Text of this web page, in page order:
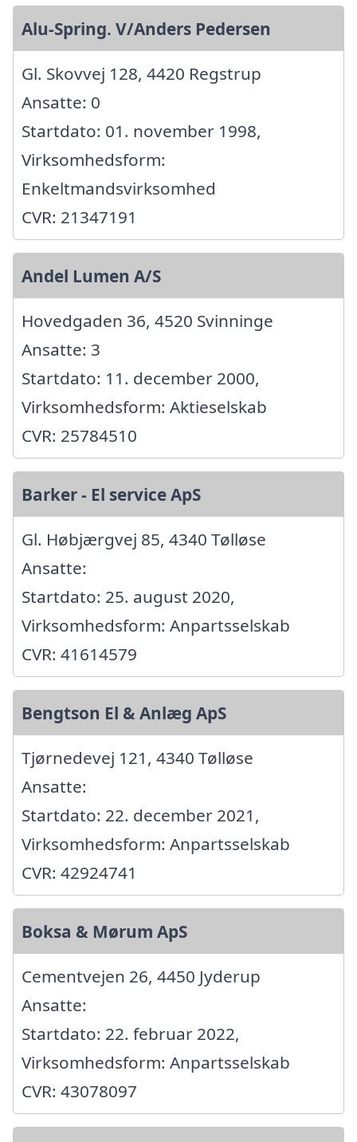
Alu-Spring. V/Anders Pedersen
Gl. Skovvej 128, 4420 Regstrup
Ansatte: 0
Startdato: 01. november 1998,
Virksomhedsform:
Enkeltmandsvirksomhed
CVR: 21347191
Andel Lumen A/S
Hovedgaden 36, 4520 Svinninge
Ansatte: 3
Startdato: 11. december 2000,
Virksomhedsform: Aktieselskab
CVR: 25784510
Barker - El service ApS
Gl. Høbjærgvej 85, 4340 Tølløse
Ansatte:
Startdato: 25. august 2020,
Virksomhedsform: Anpartsselskab
CVR: 41614579
Bengtson El & Anlæg ApS
Tjørnedevej 121, 4340 Tølløse
Ansatte:
Startdato: 22. december 2021,
Virksomhedsform: Anpartsselskab
CVR: 42924741
Boksa & Mørum ApS
Cementvejen 26, 4450 Jyderup
Ansatte:
Startdato: 22. februar 2022,
Virksomhedsform: Anpartsselskab
CVR: 43078097